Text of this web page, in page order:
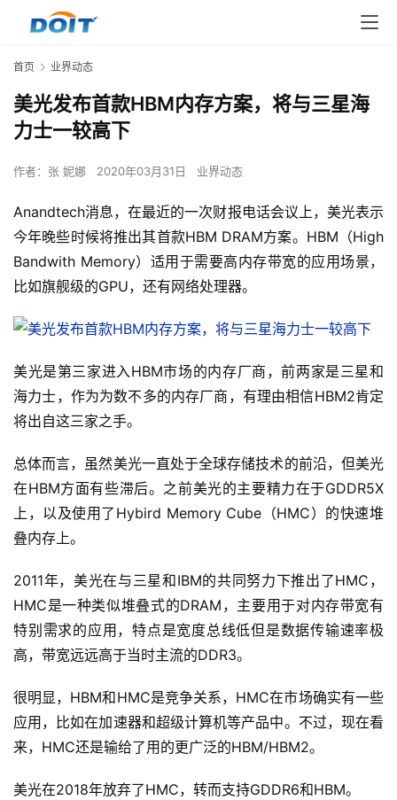
首页 业界动态
美光发布首款HBM内存方案，将与三星海
力士一较高下
作者： 张 妮娜 2020年03月31日 业界动态
Anandtech消息，在最近的一次财报电话会议上，美光表示
今年晚些时候将推出其首款HBM DRAM方案。HBM（High
Bandwith Memory）适用于需要高内存带宽的应用场景，
比如旗舰级的GPU，还有网络处理器。
美光是第三家进入HBM市场的内存厂商，前两家是三星和
海力士，作为为数不多的内存厂商，有理由相信HBM2肯定
将出自这三家之手。
总体而言，虽然美光一直处于全球存储技术的前沿，但美光
在HBM方面有些滞后。之前美光的主要精力在于GDDR5X
上，以及使用了Hybird Memory Cube（HMC）的快速堆
叠内存上。
2011年，美光在与三星和IBM的共同努力下推出了HMC，
HMC是一种类似堆叠式的DRAM，主要用于对内存带宽有
特别需求的应用，特点是宽度总线低但是数据传输速率极
高，带宽远远高于当时主流的DDR3。
很明显，HBM和HMC是竞争关系，HMC在市场确实有一些
应用，比如在加速器和超级计算机等产品中。不过，现在看
来，HMC还是输给了用的更广泛的HBM/HBM2。
美光在2018年放弃了HMC，转而支持GDDR6和HBM。